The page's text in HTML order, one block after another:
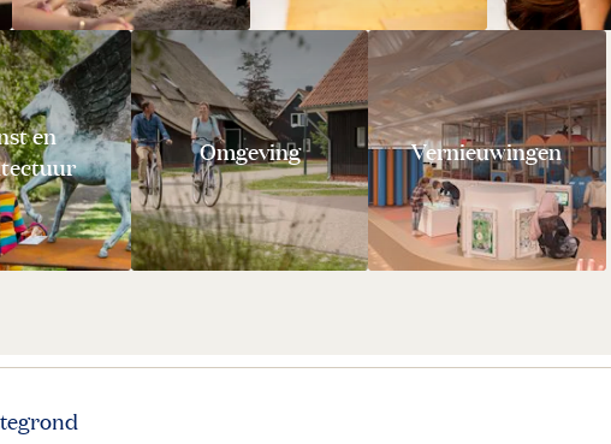
en
Omgeving Vernieuwingen